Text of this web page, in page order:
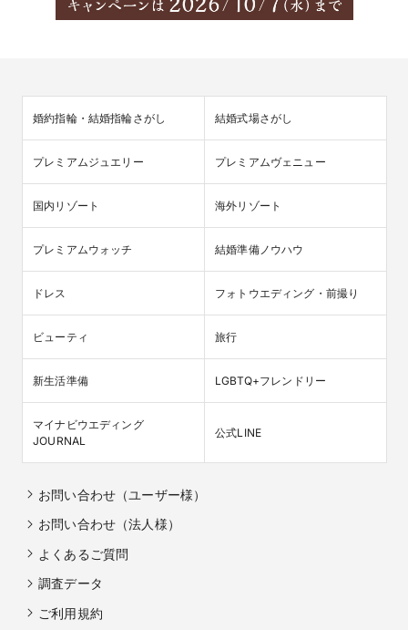
婚約指輪・結婚指輪さがし 結婚式場さがし
プレミアムジュエリー プレミアムヴェニュー
国内リゾート 海外リゾート
プレミアムウォッチ 結婚準備ノウハウ
ドレス フォトウエディング・前撮り
ビューティ 旅行
新生活準備 LGBTQ+フレンドリー
マイナビウエディング
JOURNAL
公式LINE
お問い合わせ（ユーザー様）
お問い合わせ（法人様）
よくあるご質問
調査データ
ご利用規約